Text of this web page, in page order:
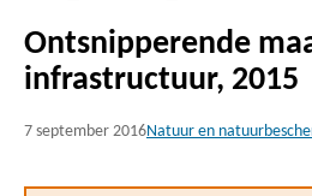
Kruimelpad
Ontsnipperende
infrastructuur, 2015
7 september 2016Natuur en